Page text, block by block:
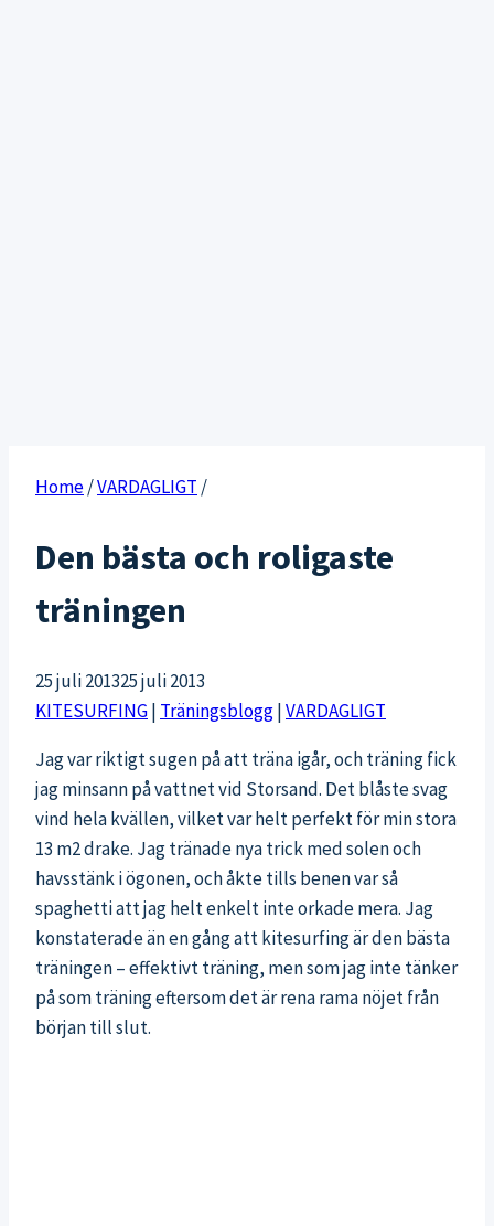
Home/VARDAGLIGT /
Den bästa och roligaste
träningen
25 juli 201325 juli 2013
KITESURFING| Träningsblogg|VARDAGLIGT
Jag var riktigt sugen på att träna igår, och träning fick
jag minsann på vattnet vid Storsand. Det blåste svag
vind hela kvällen, vilket var helt perfekt för min stora
13 m2 drake. Jag tränade nya trick med solen och
havsstänk i ögonen, och åkte tills benen var så
spaghetti att jag helt enkelt inte orkade mera. Jag
konstaterade än en gång att kitesurfing är den bästa
träningen – effektivt träning, men som jag inte tänker
på som träning eftersom det är rena rama nöjet från
början till slut.